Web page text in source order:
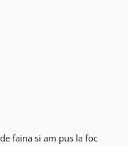
faina si am pus la foc